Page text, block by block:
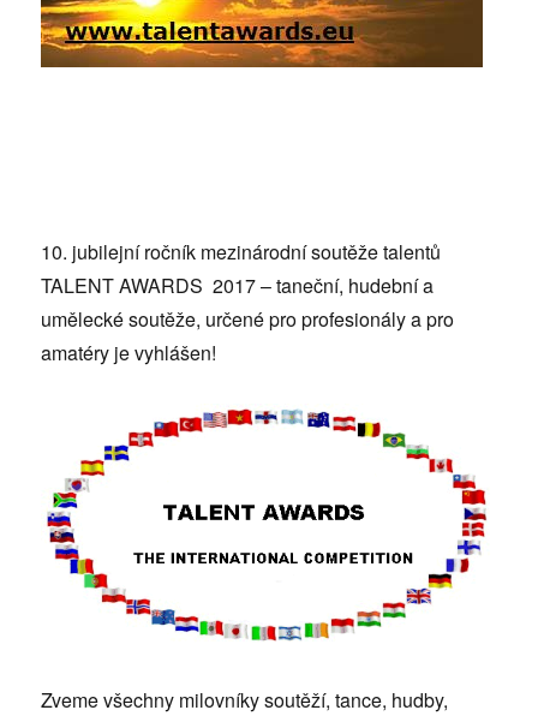
10. jubilejní ročník mezinárodní soutěže talentů
TALENT AWARDS 2017 – taneční, hudební a
umělecké soutěže, určené pro profesionály a pro
amatéry je vyhlášen!
Zveme všechny milovníky soutěží, tance, hudby,